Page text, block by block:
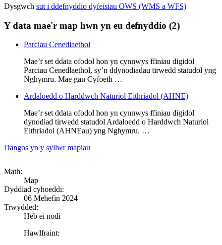
Dysgwch sut i ddefnyddio dyfeisiau OWS (WMS a WFS)
Y data mae'r map hwn yn eu defnyddio (2)
Parciau Cenedlaethol
Mae’r set ddata ofodol hon yn cynnwys ffiniau digidol
Parciau Cenedlaethol, sy’n ddynodiadau tirwedd statudol yng
Nghymru. Mae gan Cyfoeth …
Ardaloedd o Harddwch Naturiol Eithriadol (AHNE)
Mae’r set ddata ofodol hon yn cynnwys ffiniau digidol
dynodiad tirwedd statudol Ardaloedd o Harddwch Naturiol
Eithriadol (AHNEau) yng Nghymru. …
Dangos yn y syllwr mapiau
Math:
Map
Dyddiad cyhoeddi:
06 Mehefin 2024
Trwydded:
Heb ei nodi
Hawlfraint: